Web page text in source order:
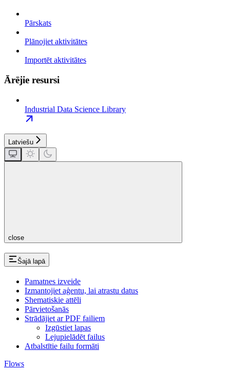
Pārskats
Plānojiet aktivitātes
Importēt aktivitātes
Ārējie resursi
Industrial Data Science Library
Latviešu
close
Šajā lapā
Pamatnes izveide
Izmantojiet aģentu, lai atrastu datus
Shematiskie attēli
Pārvietošanās
Strādājiet ar PDF failiem
Izgūstiet lapas
Lejupielādēt failus
Atbalstītie failu formāti
Flows